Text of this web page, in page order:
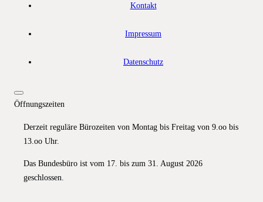
Kontakt
Impressum
Datenschutz
Öffnungszeiten
Derzeit reguläre Bürozeiten von Montag bis Freitag von 9.oo bis
13.oo Uhr.
Das Bundesbüro ist vom 17. bis zum 31. August 2026
geschlossen.